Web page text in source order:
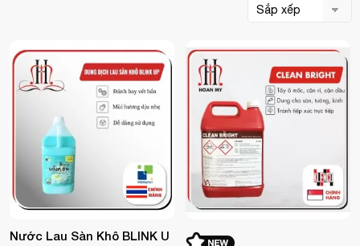
Nước Lau Sàn Khô BLINK U